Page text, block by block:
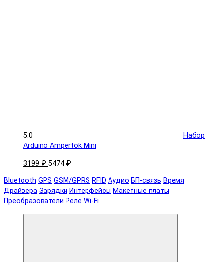
5.0
Набор
Arduino Ampertok Mini
3199 ₽ 5474 ₽
Bluetooth GPS GSM/GPRS RFID Аудио БП-связь Время
Драйвера Зарядки Интерфейсы Макетные платы
Преобразователи Реле Wi-Fi